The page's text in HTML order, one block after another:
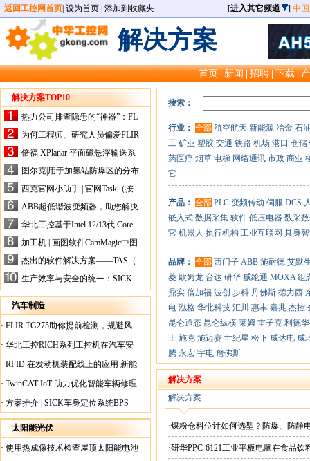
返回工控网首页 设为首页 添加到收藏夹 [进入其它频道 ] 中
解决方案
首页|新闻|招聘|下载|
解决方案TOP10
热力公司排查隐患的“神器”：FL
IR手持式热像仪，高效精准！
为何工程师、研究人员偏爱FLIR
X-HS系列热像仪？精准高效是
关键
倍福 XPlanar 平面磁悬浮输送系
统的创新应用
图尔克|用于加氢站防爆区的分布
式I/O解决方案
西克官网小助手 | 官网Task（按
任务选型）更新预告
ABB超低谐波变频器，助您解决
电气设备运行难题！
华北工控基于Intel 12/13代 Core
的ATX-6159嵌入式主板，推进
机器人市场
加工机 | 画图软件CamMagic中图
层整合的问题
杰出的软件解决方案——TAS（
Turck Automation Suite）
生产效率与安全的统一：SICK
关于机器人技术传感器解决方案
的采访
汽车制造
· FLIR TG275助你提前检测，规避风
险！
· 华北工控RICH系列工控机在汽车安
全检测行业中的应用
· RFID 在发动机装配线上的应用 新能
源汽车爆炸频发？
· TwinCAT IoT 助力优化智能车辆修理
· 方案推介 | SICK车身定位系统BPS
太阳能光伏
· 使用热成像技术检查屋顶太阳能电池
搜索：
行业： 全部 航空航天 新能源 冶金 石
工 矿业 塑胶 交通 铁路 机场 港口 仓储
药医疗 烟草 电梯 网络通讯 市政 商业
它
产品： 全部 PLC 变频传动 伺服 DCS
嵌入式 数据采集 软件 低压电器 数采
它 机器人 执行机构 工业互联网 具身
品牌： 全部 西门子 ABB 施耐德 艾默
菱 欧姆龙 台达 研华 威纶通 MOXA 组
鼎实 倍加福 波创 步科 丹佛斯 德力西
电 泓格 华北科技 汇川 惠丰 嘉兆 杰控
昆仑通态 昆仑纵横 莱姆 雷子克 利德
士 施克 施迈赛 世纪星 松下 威达电 威
腾 永宏 宇电 詹佛斯
解决方案
解决方案
·煤粉仓料位计如何选型？防爆、防静
·研华PPC-6121工业平板电脑在食品